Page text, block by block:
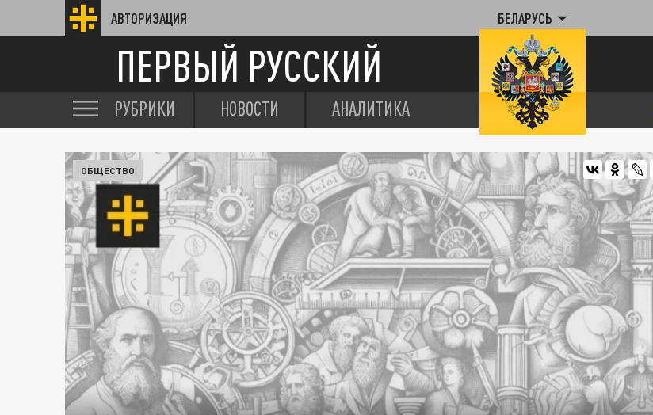
АВТОРИЗАЦИЯ БЕЛАРУСЬ
ПЕРВЫЙ РУССКИЙ
РУБРИКИ НОВОСТИ АНАЛИТИКА
ОБЩЕСТВО